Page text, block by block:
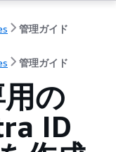
管理ガイド
管理ガイド
の
ID